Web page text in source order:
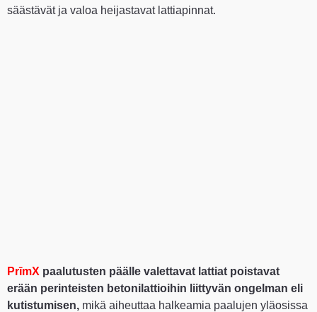
säästävät ja valoa heijastavat lattiapinnat.
PrīmX paalutusten päälle valettavat lattiat poistavat
erään perinteisten betonilattioihin liittyvän ongelman eli
kutistumisen, mikä aiheuttaa halkeamia paalujen yläosissa